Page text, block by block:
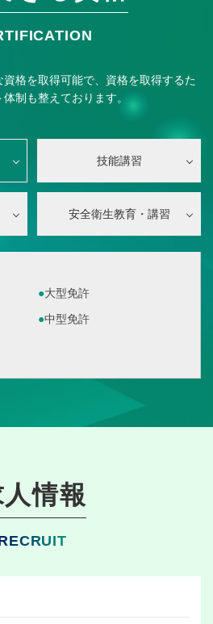
格を取得可能で、資格を取得するた
制も整えております。
技能講習
安全衛生教育・講習
大型免許
中型免許
情報